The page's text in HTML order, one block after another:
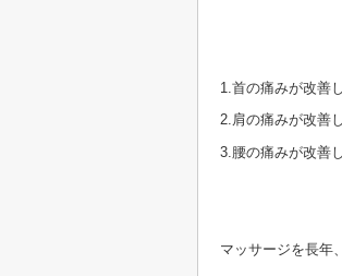
1.首の痛みが改善
2.肩の痛みが改善
3.腰の痛みが改善
マッサージを長年